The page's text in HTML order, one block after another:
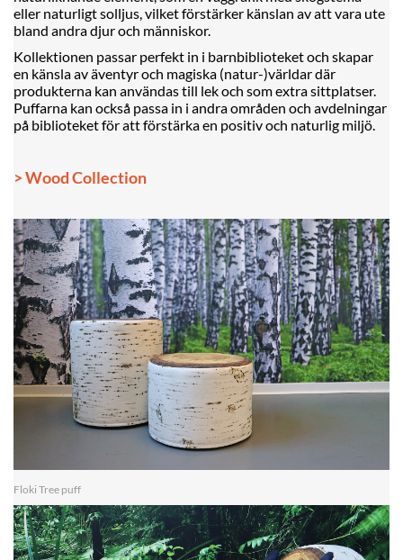
eller naturligt solljus, vilket förstärker känslan av att vara ute
bland andra djur och människor.
Kollektionen passar perfekt in i barnbiblioteket och skapar
en känsla av äventyr och magiska (natur-)världar där
produkterna kan användas till lek och som extra sittplatser.
Puffarna kan också passa in i andra områden och avdelningar
på biblioteket för att förstärka en positiv och naturlig miljö.
> Wood Collection
Floki Tree puff